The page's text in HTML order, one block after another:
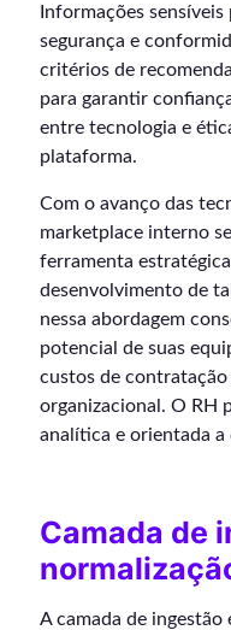
Informações
segurança e
critérios de
para garantir
entre tecnologia e
plataforma.
Com o avanço das
marketplace interno
ferramenta
desenvolvimento de
nessa abordagem
potencial de suas
custos de
organizacional. O RH
analítica e orientada a
Camada de
A camada de